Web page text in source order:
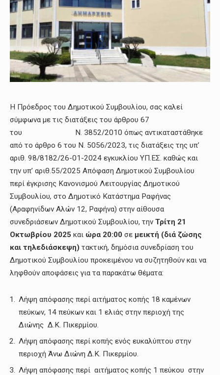
Η Πρόεδρος του Δημοτικού Συμβουλίου, σας καλεί
σύμφωνα με τις διατάξεις του άρθρου 67
του Ν. 3852/2010 όπως αντικαταστάθηκε
από το άρθρο 6 του Ν. 5056/2023, τις διατάξεις της υπ’
αριθ. 98/8182/26-01-2024 εγκυκλίου ΥΠ.ΕΣ. καθώς και
την υπ’ αριθ.55/2025 Απόφαση Δημοτικού Συμβουλίου
περί έγκρισης Κανονισμού Λειτουργίας Δημοτικού
Συμβουλίου, στο Δημοτικό Κατάστημα Ραφήνας
(Αραφηνίδων Αλών 12, Ραφήνα) στην αίθουσα
συνεδριάσεων Δημοτικού Συμβουλίου, την Τρίτη 21
Οκτωβρίου 2025 και ώρα 20:00 σε μεικτή (διά ζώσης
και τηλεδιάσκεψη) τακτική, δημόσια συνεδρίαση του
Δημοτικού Συμβουλίου προκειμένου να συζητηθούν και να
ληφθούν αποφάσεις για τα παρακάτω θέματα:
Λήψη απόφασης περί αιτήματος κοπής 18 καμένων
πεύκων, 14 πεύκων και 1 ελιάς στην περιοχή της
Διώνης Δ.Κ. Πικερμίου.
Λήψη απόφασης περί κοπής ενός ευκαλύπτου στην
περιοχή Άνω Διώνη Δ.Κ. Πικερμίου.
Λήψη απόφασης περί αιτήματος κοπής 1 πεύκου στην